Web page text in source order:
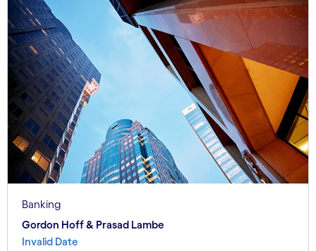
Banking
Gordon Hoff & Prasad Lambe
Invalid Date